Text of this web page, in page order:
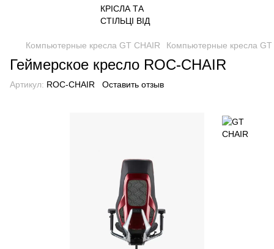
Компьютерные кресла GT CHAIR Компьютерные кресла
Геймерское кресло ROC-CHAIR
Артикул: ROC-CHAIR Оставить отзыв